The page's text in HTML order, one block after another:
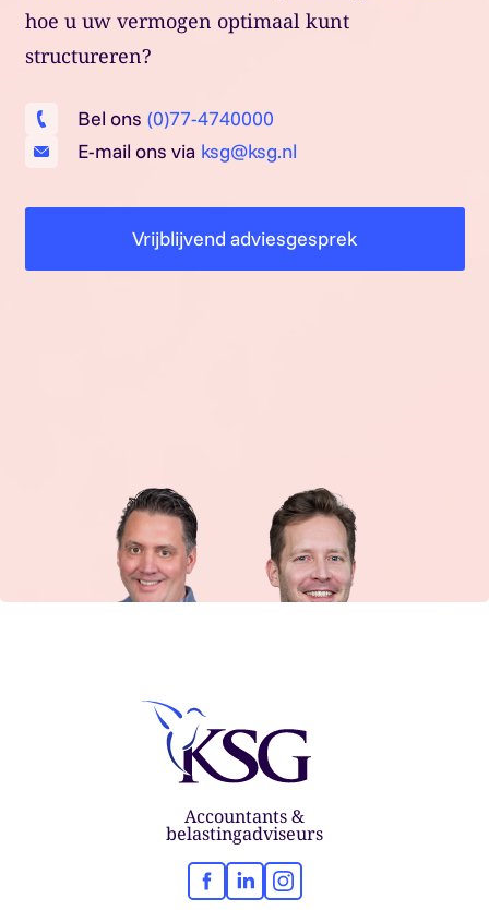
hoe u uw vermogen optimaal kunt
structureren?
Bel ons (0)77-4740000
E-mail ons via ksg@ksg.nl
Vrijblijvend adviesgesprek
Accountants &
belastingadviseurs
Facebook
LinkedInInstagram